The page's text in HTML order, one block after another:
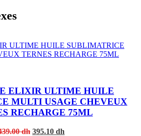
ELIXIR ULTIME HUILE
MULTI USAGE CHEVEUX
RECHARGE 75ML
dh Original
395.10 dh